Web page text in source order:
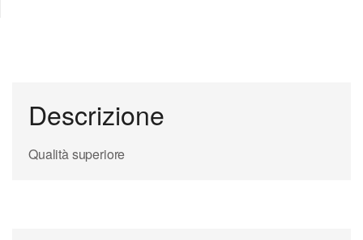
Descrizione
Qualità superiore